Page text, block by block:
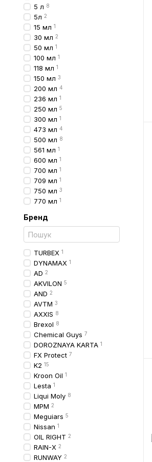
5 л 8
5л 2
15 мл 1
30 мл 2
50 мл 1
100 мл 1
118 мл 1
150 мл 3
200 мл 4
236 мл 1
250 мл 5
300 мл 1
473 мл 4
500 мл 8
561 мл 1
600 мл 1
700 мл 1
709 мл 1
750 мл 3
770 мл 1
Бренд
TURBEX 1
DYNAMAX 1
AD 2
AKVILON 5
AND 2
AVTM 3
AXXIS 8
Brexol 8
Chemical Guys 7
DOROZNAYA KARTA 1
FX Protect 7
K2 15
Kroon Oil 1
Lesta 1
Liqui Moly 8
MPM 2
Meguiars 5
Nissan 1
OIL RIGHT 2
RAIN-X 2
RUNWAY 2